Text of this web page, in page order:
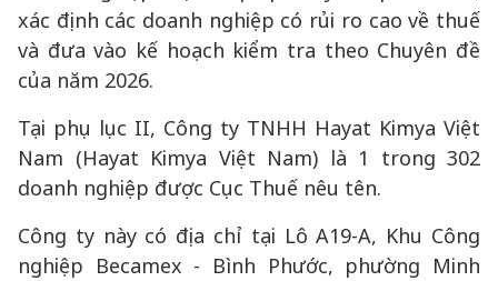
xác định các doanh nghiệp có rủi ro cao về thuế
và đưa vào kế hoạch kiểm tra theo Chuyên đề
của năm 2026.
Tại phụ lục II, Công ty TNHH Hayat Kimya Việt
Nam (Hayat Kimya Việt Nam) là 1 trong 302
doanh nghiệp được Cục Thuế nêu tên.
Công ty này có địa chỉ tại Lô A19-A, Khu Công
nghiệp Becamex - Bình Phước, phường Minh